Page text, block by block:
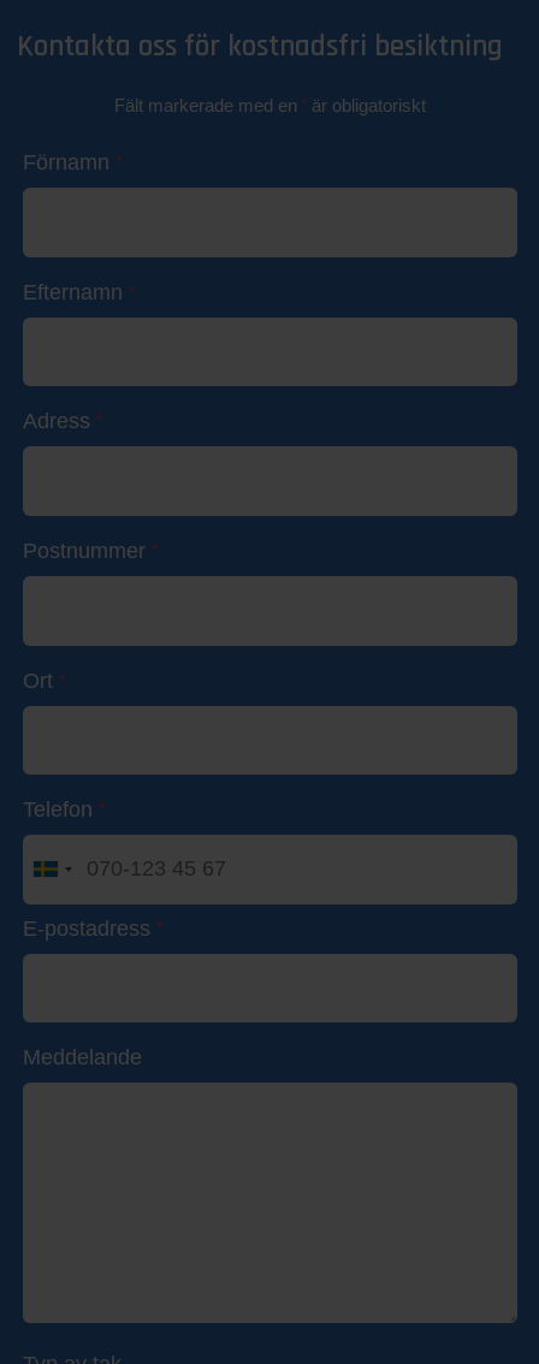
Kontakta oss för kostnadsfri besiktning
Fält markerade med en *är obligatoriskt
Förnamn *
Efternamn *
Adress *
Postnummer *
Ort *
Telefon *
E-postadress *
Meddelande